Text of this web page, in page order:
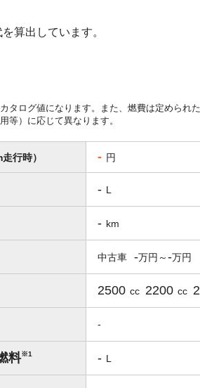
算出しています。
タログ値になります。また、燃費は定められ
等）に応じて異なります。
行時） - 円
- L
- km
中古車 - -
2500 cc 2200 cc
-
料※1 - L